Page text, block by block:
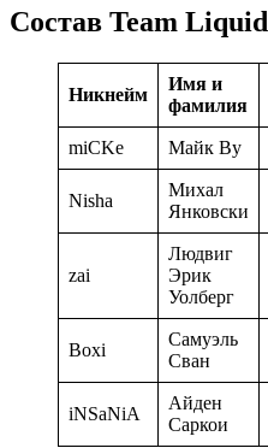
Состав Team Liquid
Никнейм
Имя и
фамилия
miCKe Майк Ву
Nisha
Михал
Янковски
zai
Людвиг
Эрик
Уолберг
Boxi
Самуэль
Сван
iNSaNiA
Айден
Саркои